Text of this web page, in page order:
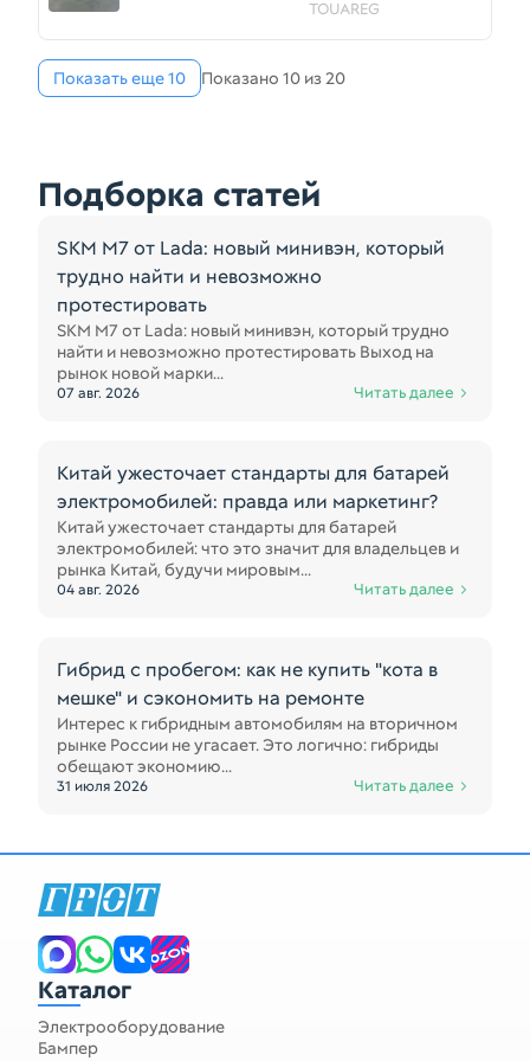
TOUAREG 7L7
TOUAREG
Показать еще 10 Показано 10 из 20
Подборка статей
SKM M7 от Lada: новый минивэн, который
трудно найти и невозможно
протестировать
SKM M7 от Lada: новый минивэн, который трудно
найти и невозможно протестировать Выход на
рынок новой марки...
07 авг. 2026 Читать далее
Китай ужесточает стандарты для батарей
электромобилей: правда или маркетинг?
Китай ужесточает стандарты для батарей
электромобилей: что это значит для владельцев и
рынка Китай, будучи мировым...
04 авг. 2026 Читать далее
Гибрид с пробегом: как не купить "кота в
мешке" и сэкономить на ремонте
Интерес к гибридным автомобилям на вторичном
рынке России не угасает. Это логично: гибриды
обещают экономию...
31 июля 2026 Читать далее
Каталог
Электрооборудование
Бампер